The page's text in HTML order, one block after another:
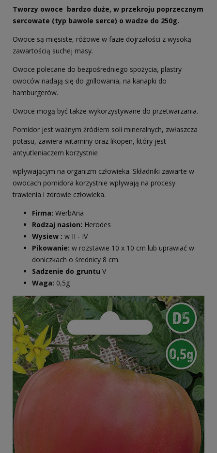
Tworzy owoce bardzo duże, w przekroju poprzecznym
sercowate (typ bawole serce) o wadze do 250g.
Owoce są mięsiste, różowe w fazie dojrzałości z wysoką
zawartością suchej masy.
Owoce polecane do bezpośredniego spożycia, plastry
owoców nadają się do grillowania, na kanapki do
hamburgerów.
Owoce mogą być także wykorzystywane do przetwarzania.
Pomidor jest ważnym źródłem soli mineralnych, zwłaszcza
potasu, zawiera witaminy oraz likopen, który jest
antyutleniaczem korzystnie
wpływającym na organizm człowieka. Składniki zawarte w
owocach pomidora korzystnie wpływają na procesy
trawienia i zdrowie człowieka.
Firma: WerbAna
Rodzaj nasion: Herodes
Wysiew : w II - IV
Pikowanie: w rozstawie 10 x 10 cm lub uprawiać w
doniczkach o średnicy 8 cm.
Sadzenie do gruntu V
Waga: 0,5g